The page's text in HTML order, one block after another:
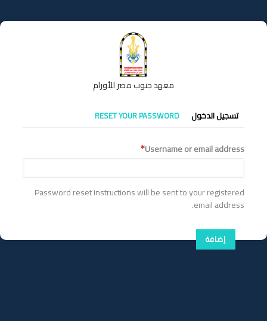
إلى
المحتوى
معهد جنوب مصر للأورام
التبويبات
الأساسية
تسجيل الدخول RESET YOUR PASSWORD
Username or email address
Password reset instructions will be sent to your registered
email address.